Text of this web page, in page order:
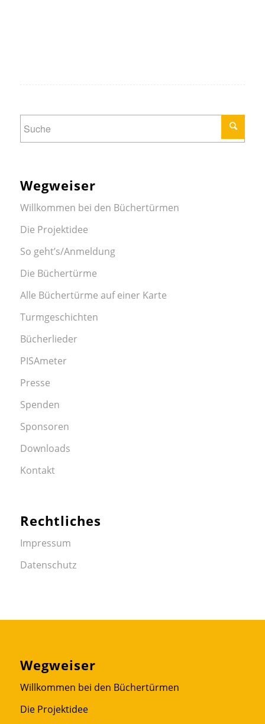
Wegweiser
Willkommen bei den Büchertürmen
Die Projektidee
So geht’s/Anmeldung
Die Büchertürme
Alle Büchertürme auf einer Karte
Turmgeschichten
Bücherlieder
PISAmeter
Presse
Spenden
Sponsoren
Downloads
Kontakt
Rechtliches
Impressum
Datenschutz
Wegweiser
Willkommen bei den Büchertürmen
Die Projektidee